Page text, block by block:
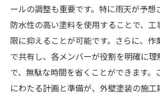
ールの調整も重要です。特に雨天が予想
防水性の高い塗料を使用することで、
限に抑えることが可能です。さらに、作
で共有し、各メンバーが役割を明確に理
で、無駄な時間を省くことができます。
にわたる計画と準備が、外壁塗装の施